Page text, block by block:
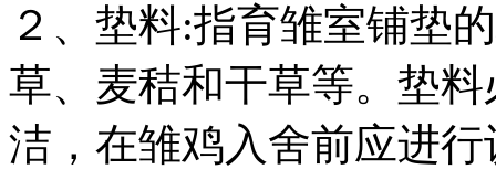
２、垫料:指育雏室铺垫
草、麦秸和干草等。垫
洁，在雏鸡入舍前应进